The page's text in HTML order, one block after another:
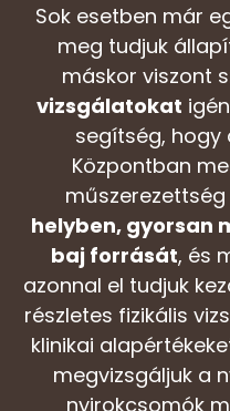
Sok esetben már
meg tudjuk
máskor viszont
vizsgálatokat
segítség, hogy
Központban
helyben, gyorsan
baj forrását, és
azonnal el tudjuk
részletes fizikális
klinikai
megvizsgáljuk a
nyirokcsomók